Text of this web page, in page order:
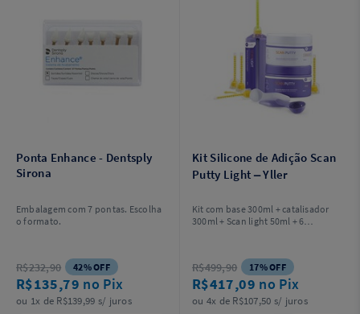
Ponta Enhance - Dentsply
Sirona
Embalagem com 7 pontas. Escolha
o formato.
R$232,90 42% OFF
R$135,79 no Pix
ou 1x de R$139,99 s/ juros
Kit Silicone de Adição Scan
Putty Light – Yller
Kit com base 300ml + catalisador
300ml + Scan light 50ml + 6
R$499,90 17% OFF
R$417,09 no Pix
ou 4x de R$107,50 s/ juros